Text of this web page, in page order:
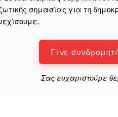
σημασίας για τη
Γίνε
Σας ευχαριστούμε